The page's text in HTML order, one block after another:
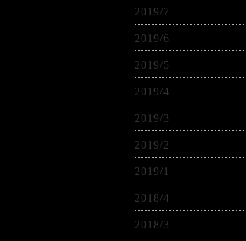
2019/7
2019/6
2019/5
2019/4
2019/3
2019/2
2019/1
2018/4
2018/3